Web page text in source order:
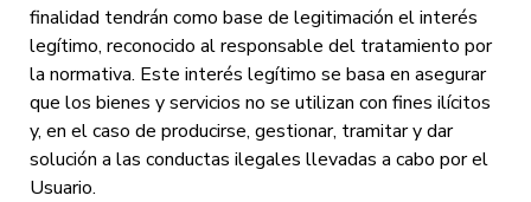
finalidad tendrán como base de legitimación el interés
legítimo, reconocido al responsable del tratamiento por
la normativa. Este interés legítimo se basa en asegurar
que los bienes y servicios no se utilizan con fines ilícitos
y, en el caso de producirse, gestionar, tramitar y dar
solución a las conductas ilegales llevadas a cabo por el
Usuario.